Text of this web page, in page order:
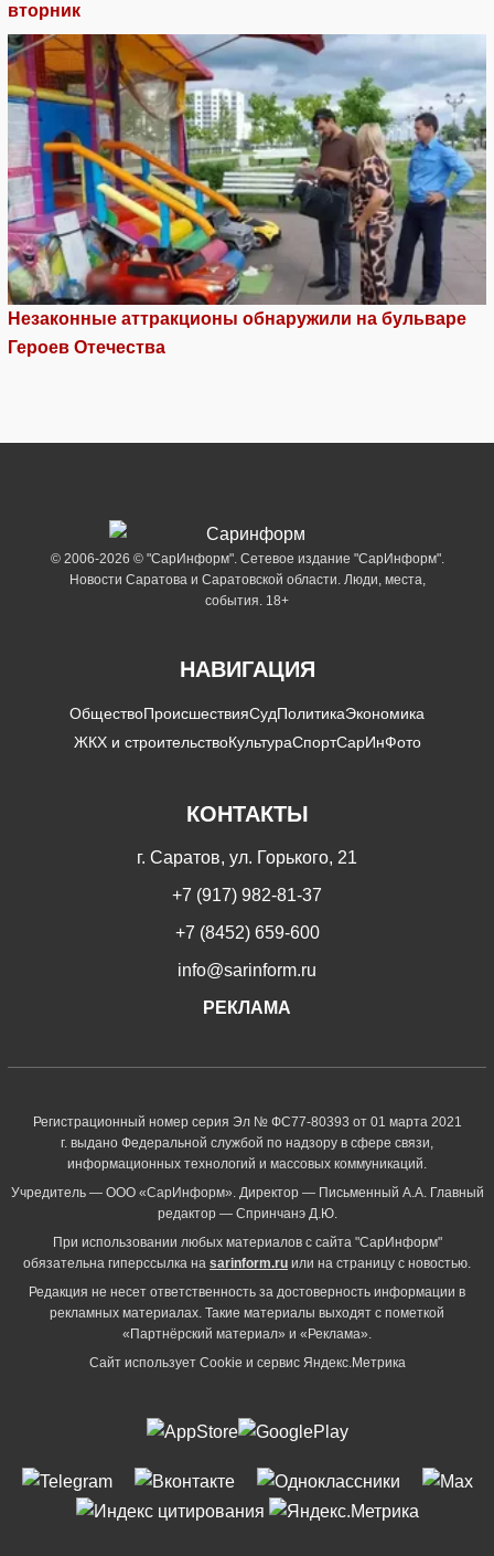
вторник
Незаконные аттракционы обнаружили на бульваре
Героев Отечества
© 2006-2026 © "СарИнформ". Сетевое издание "СарИнформ".
Новости Саратова и Саратовской области. Люди, места,
события. 18+
НАВИГАЦИЯ
ОбществоПроисшествияСудПолитикаЭкономика
ЖКХ и строительствоКультураСпортСарИнФото
КОНТАКТЫ
г. Саратов, ул. Горького, 21
+7 (917) 982-81-37
+7 (8452) 659-600
info@sarinform.ru
РЕКЛАМА
Регистрационный номер серия Эл № ФС77-80393 от 01 марта 2021
г. выдано Федеральной службой по надзору в сфере связи,
информационных технологий и массовых коммуникаций.
Учредитель — ООО «СарИнформ». Директор — Письменный А.А. Главный
редактор — Спринчанэ Д.Ю.
При использовании любых материалов с сайта "СарИнформ"
обязательна гиперссылка на sarinform.ru или на страницу с новостью.
Редакция не несет ответственность за достоверность информации в
рекламных материалах. Такие материалы выходят с пометкой
«Партнёрский материал» и «Реклама».
Сайт использует Cookie и сервиc Яндекс.Метрика